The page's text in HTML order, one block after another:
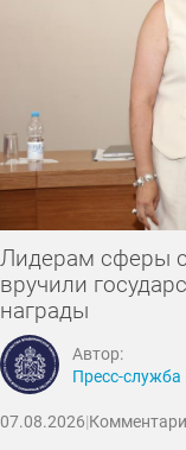
Лидерам сферы
вручили
награды
Автор:
Пресс-
07.08.2026|